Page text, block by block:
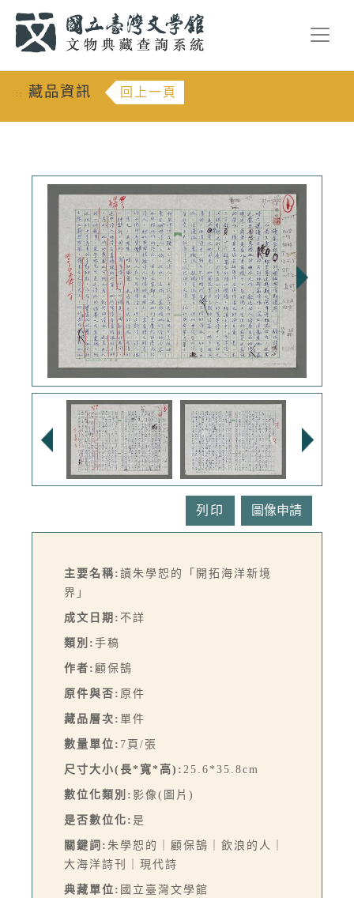
::: 藏品資訊 回上一頁
列印
主要名稱: 讀朱學恕的「開拓海洋新境
界」
成文日期: 不詳
類別: 手稿
作者: 顧保鵠
原件與否: 原件
藏品層次: 單件
數量單位: 7頁/張
尺寸大小(長*寬*高): 25.6*35.8cm
數位化類別: 影像(圖片)
是否數位化: 是
關鍵詞: 朱學恕的｜顧保鵠｜飲浪的人｜
大海洋詩刊｜現代詩
典藏單位: 國立臺灣文學館